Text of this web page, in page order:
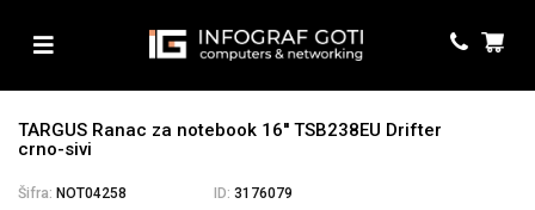
TARGUS Ranac za notebook 16'' TSB238EU Drifter
crno-sivi
Šifra: NOT04258 ID: 3176079